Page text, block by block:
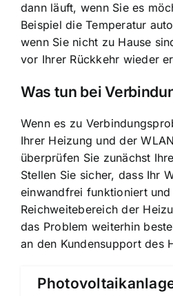
dann läuft, wenn Sie es
Beispiel die Temperatur
wenn Sie nicht zu Hause
vor Ihrer Rückkehr wieder
Was tun bei
Wenn es zu
Ihrer Heizung und der
überprüfen Sie zunächst
Stellen Sie sicher, dass Ihr
einwandfrei funktioniert und
Reichweitebereich der
das Problem weiterhin
an den Kundensupport des